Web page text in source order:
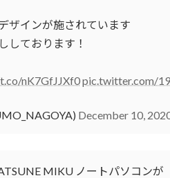
ザインが施されています
しております！
nK7GfJJXf0pic.twitter.com/
December 10,
MIKU ノートパソコンが